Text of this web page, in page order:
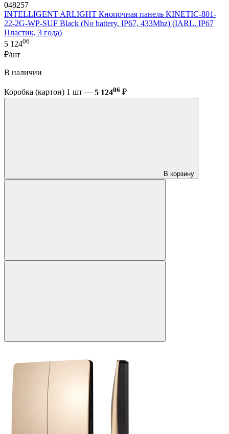
048257
INTELLIGENT ARLIGHT Кнопочная панель KINETIC-801-
22-2G-WP-SUF Black (No battery, IP67, 433Mhz) (IARL, IP67
Пластик, 3 года)
5 12406
₽/шт
В наличии
Коробка (картон) 1 шт — 5 12406 ₽
В корзину